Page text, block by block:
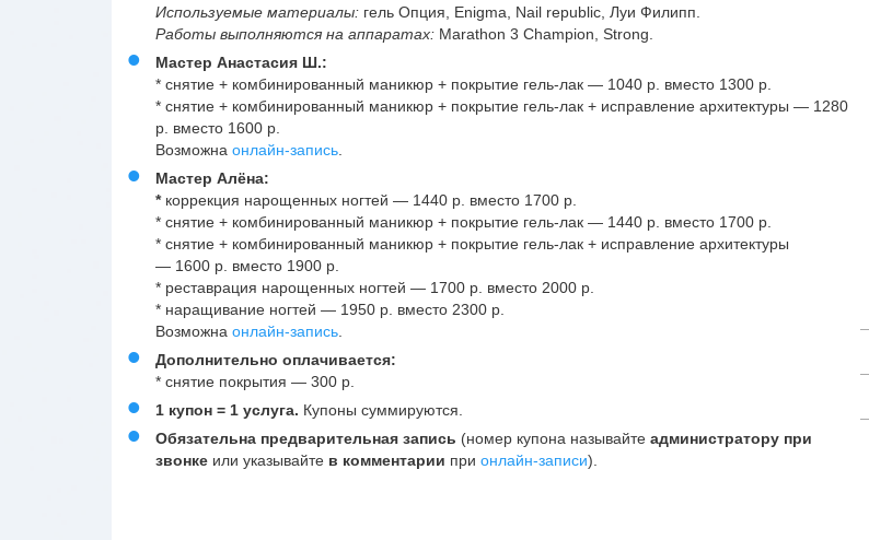
Используемые материалы: гель Опция, Enigma, Nail republic, Луи Филипп.
Работы выполняются на аппаратах: Marathon 3 Champion, Strong.
Мастер Анастасия Ш.:
* снятие + комбинированный маникюр + покрытие гель-лак — 1040 р. вместо 1300 р.
* снятие + комбинированный маникюр + покрытие гель-лак + исправление архитектуры — 1280
р. вместо 1600 р.
Возможна онлайн-запись
Мастер Алёна:
* коррекция нарощенных ногтей — 1440 р. вместо 1700 р.
* снятие + комбинированный маникюр + покрытие гель-лак — 1440 р. вместо 1700 р.
* снятие + комбинированный маникюр + покрытие гель-лак + исправление архитектуры
— 1600 р. вместо 1900 р.
* реставрация нарощенных ногтей — 1700 р. вместо 2000 р.
* наращивание ногтей — 1950 р. вместо 2300 р.
Возможна онлайн-запись
Дополнительно оплачивается:
* снятие покрытия — 300 р.
1 купон = 1 услуга. Купоны суммируются.
Обязательна предварительная запись (номер купона называйте администратору при
звонке или указывайте в комментарии при онлайн-записи).